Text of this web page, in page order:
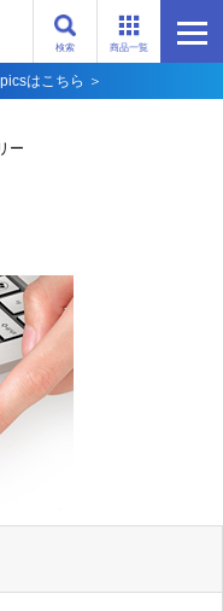
商品一覧
検索
はこちら ＞
ー